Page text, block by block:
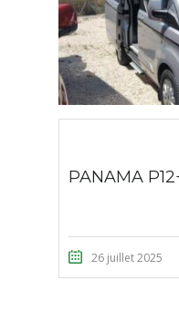
PANAMA
26 juillet 2025